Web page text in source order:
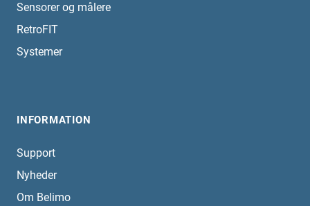
Sensorer og målere
RetroFIT
Systemer
INFORMATION
Support
Nyheder
Om Belimo